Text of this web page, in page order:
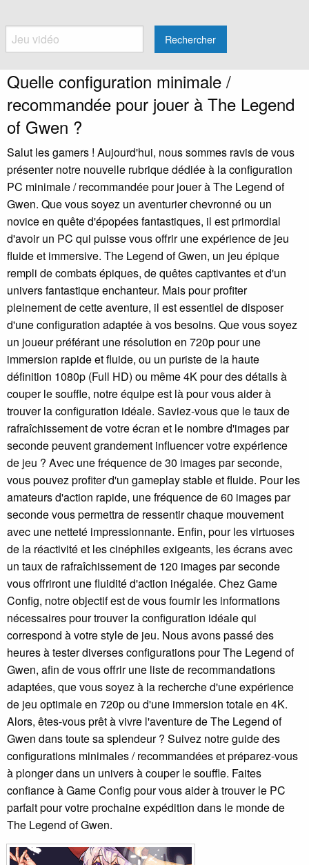
Rechercher
Quelle configuration minimale /
recommandée pour jouer à The Legend
of Gwen ?
Salut les gamers ! Aujourd'hui, nous sommes ravis de vous
présenter notre nouvelle rubrique dédiée à la configuration
PC minimale / recommandée pour jouer à The Legend of
Gwen. Que vous soyez un aventurier chevronné ou un
novice en quête d'épopées fantastiques, il est primordial
d'avoir un PC qui puisse vous offrir une expérience de jeu
fluide et immersive. The Legend of Gwen, un jeu épique
rempli de combats épiques, de quêtes captivantes et d'un
univers fantastique enchanteur. Mais pour profiter
pleinement de cette aventure, il est essentiel de disposer
d'une configuration adaptée à vos besoins. Que vous soyez
un joueur préférant une résolution en 720p pour une
immersion rapide et fluide, ou un puriste de la haute
définition 1080p (Full HD) ou même 4K pour des détails à
couper le souffle, notre équipe est là pour vous aider à
trouver la configuration idéale. Saviez-vous que le taux de
rafraîchissement de votre écran et le nombre d'images par
seconde peuvent grandement influencer votre expérience
de jeu ? Avec une fréquence de 30 images par seconde,
vous pouvez profiter d'un gameplay stable et fluide. Pour les
amateurs d'action rapide, une fréquence de 60 images par
seconde vous permettra de ressentir chaque mouvement
avec une netteté impressionnante. Enfin, pour les virtuoses
de la réactivité et les cinéphiles exigeants, les écrans avec
un taux de rafraîchissement de 120 images par seconde
vous offriront une fluidité d'action inégalée. Chez Game
Config, notre objectif est de vous fournir les informations
nécessaires pour trouver la configuration idéale qui
correspond à votre style de jeu. Nous avons passé des
heures à tester diverses configurations pour The Legend of
Gwen, afin de vous offrir une liste de recommandations
adaptées, que vous soyez à la recherche d'une expérience
de jeu optimale en 720p ou d'une immersion totale en 4K.
Alors, êtes-vous prêt à vivre l'aventure de The Legend of
Gwen dans toute sa splendeur ? Suivez notre guide des
configurations minimales / recommandées et préparez-vous
à plonger dans un univers à couper le souffle. Faites
confiance à Game Config pour vous aider à trouver le PC
parfait pour votre prochaine expédition dans le monde de
The Legend of Gwen.